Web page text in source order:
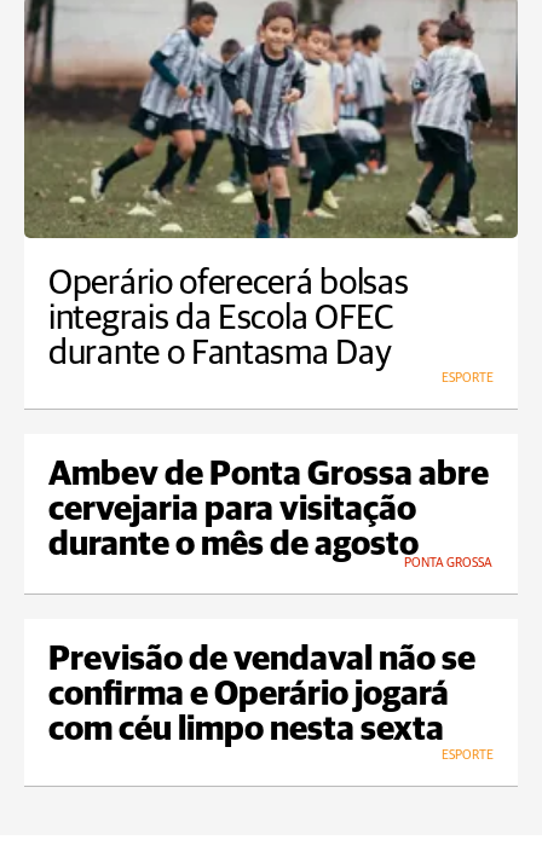
Operário oferecerá bolsas
integrais da Escola OFEC
durante o Fantasma Day
ESPORTE
Ambev de Ponta Grossa abre
cervejaria para visitação
durante o mês de agosto
PONTA GROSSA
Previsão de vendaval não se
confirma e Operário jogará
com céu limpo nesta sexta
ESPORTE